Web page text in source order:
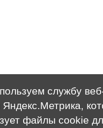
службу
Яндекс.Метрика,
файлы cookie